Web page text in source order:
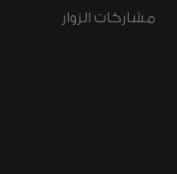
مشاركات الزوار